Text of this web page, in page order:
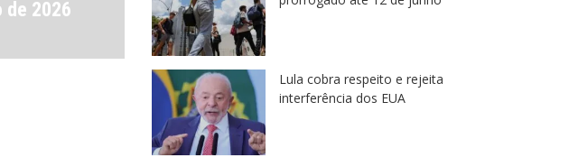
para ventos fortes
6 de agosto de 2026
Lula cobra respeito e rejeita
interferência dos EUA